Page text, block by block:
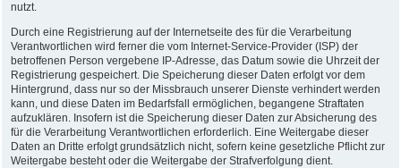
nutzt.
Durch eine Registrierung auf der Internetseite des für die Verarbeitung
Verantwortlichen wird ferner die vom Internet-Service-Provider (ISP) der
betroffenen Person vergebene IP-Adresse, das Datum sowie die Uhrzeit der
Registrierung gespeichert. Die Speicherung dieser Daten erfolgt vor dem
Hintergrund, dass nur so der Missbrauch unserer Dienste verhindert werden
kann, und diese Daten im Bedarfsfall ermöglichen, begangene Straftaten
aufzuklären. Insofern ist die Speicherung dieser Daten zur Absicherung des
für die Verarbeitung Verantwortlichen erforderlich. Eine Weitergabe dieser
Daten an Dritte erfolgt grundsätzlich nicht, sofern keine gesetzliche Pflicht zur
Weitergabe besteht oder die Weitergabe der Strafverfolgung dient.